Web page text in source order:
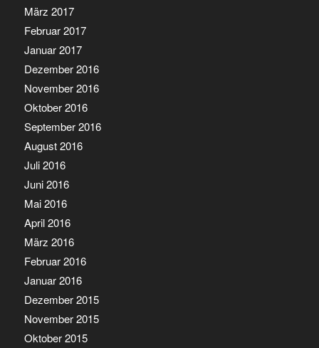
März 2017
Februar 2017
Januar 2017
Dezember 2016
November 2016
Oktober 2016
September 2016
August 2016
Juli 2016
Juni 2016
Mai 2016
April 2016
März 2016
Februar 2016
Januar 2016
Dezember 2015
November 2015
Oktober 2015